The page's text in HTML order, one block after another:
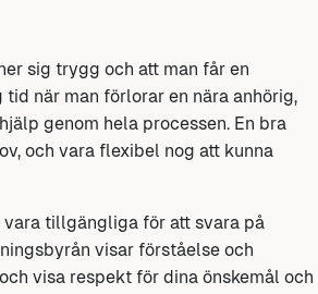
sig trygg och att man får en
när man förlorar en nära anhörig,
genom hela processen. En bra
och vara flexibel nog att kunna
tillgängliga för att svara på
visar förståelse och
visa respekt för dina önskemål och